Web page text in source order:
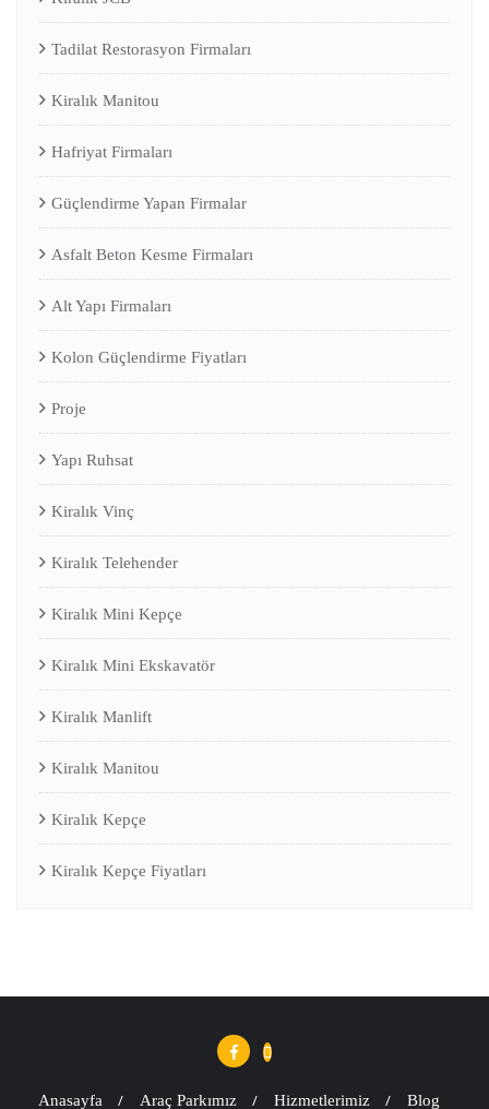
Tadilat Restorasyon Firmaları
Kiralık Manitou
Hafriyat Firmaları
Güçlendirme Yapan Firmalar
Asfalt Beton Kesme Firmaları
Alt Yapı Firmaları
Kolon Güçlendirme Fiyatları
Proje
Yapı Ruhsat
Kiralık Vinç
Kiralık Telehender
Kiralık Mini Kepçe
Kiralık Mini Ekskavatör
Kiralık Manlift
Kiralık Manitou
Kiralık Kepçe
Kiralık Kepçe Fiyatları
Anasayfa Araç Parkımız Hizmetlerimiz Blog